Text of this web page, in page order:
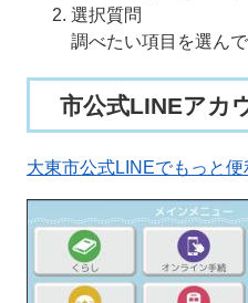
選択質問
調べたい項目を選ん
市公式LINEアカ
大東市公式LINEでもっと便